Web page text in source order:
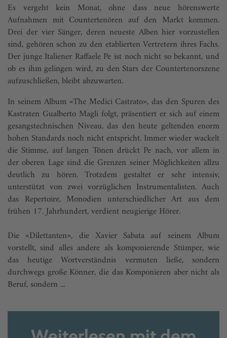
Es vergeht kein Monat, ohne dass neue hörenswerte
Aufnahmen mit Countertenören auf den Markt kommen.
Drei der vier Sänger, deren neueste Alben hier vorzustellen
sind, gehören schon zu den etablierten Vertretern ihres Fachs.
Der junge Italiener Raffaele Pe ist noch nicht so bekannt, und
ob es ihm gelingen wird, zu den Stars der Countertenorszene
aufzuschließen, bleibt abzuwarten.
In seinem Album «The Medici Castrato», das den Spuren des
Kastraten Gualberto Magli folgt, präsentiert er sich auf einem
gesangstechnischen Niveau, das den heute geltenden enorm
hohen Standards noch nicht entspricht. Immer wieder wackelt
die Stimme, auf langen Tönen drückt Pe nach, vor allem in
der oberen Lage sind die Grenzen seiner Möglichkeiten allzu
deutlich zu hören. Trotzdem gestaltet er sehr intensiv,
unterstützt von zwei vorzüglichen Instrumentalisten. Auch
das Repertoire, Monodien unterschied­licher Art aus dem
frühen 17. Jahrhundert, verdient neugierige Hörer.
Die «Dilettanten», die Xavier ­Sabata auf seinem Album
vorstellt, sind alles andere als komponierende Stümper, wie
das heutige Wortverständnis vermuten ließe, sondern
durchwegs große Könner, die das Komponieren aber nicht als
Beruf, sondern ...